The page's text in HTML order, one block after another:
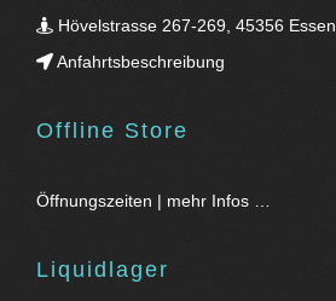
Hövelstrasse 267-269, 45356 Essen
Anfahrtsbeschreibung
Offline Store
Öffnungszeiten | mehr Infos …
Liquidlager